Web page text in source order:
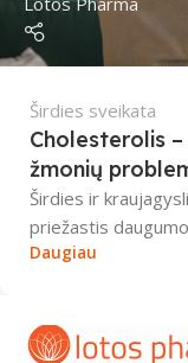
Širdies sveikata
Cholesterolis
žmonių
Širdies ir
priežastis
Daugiau